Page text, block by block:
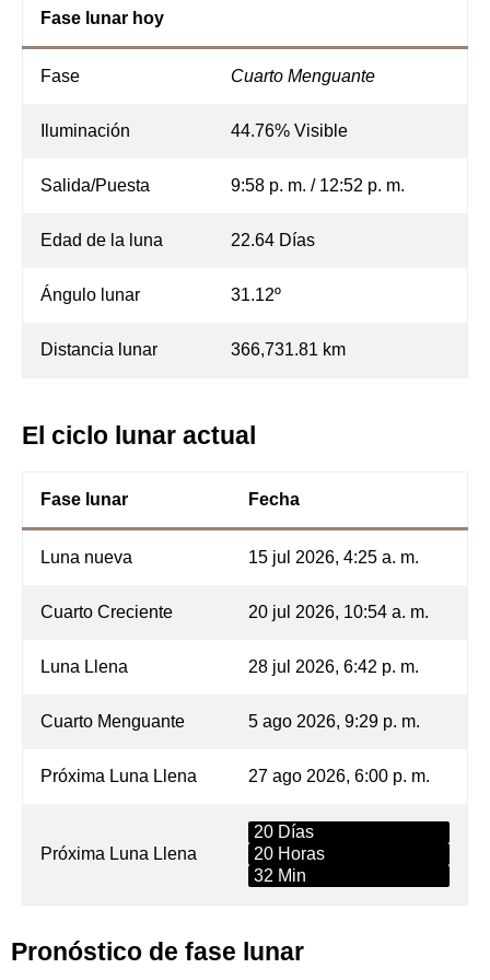
Fase lunar hoy
Fase Cuarto Menguante
Iluminación 44.76% Visible
Salida/Puesta 9:58 p. m. / 12:52 p. m.
Edad de la luna 22.64 Días
Ángulo lunar 31.12º
Distancia lunar 366,731.81 km
El ciclo lunar actual
Fase lunar Fecha
Luna nueva 15 jul 2026, 4:25 a. m.
Cuarto Creciente 20 jul 2026, 10:54 a. m.
Luna Llena 28 jul 2026, 6:42 p. m.
Cuarto Menguante 5 ago 2026, 9:29 p. m.
Próxima Luna Llena 27 ago 2026, 6:00 p. m.
Próxima Luna Llena
20 Días
20 Horas
32 Min
Pronóstico de fase lunar